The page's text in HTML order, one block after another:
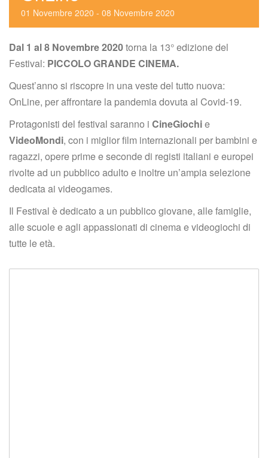
01 Novembre 2020 - 08 Novembre 2020
Dal 1 al 8 Novembre 2020 torna la 13° edizione del
Festival: PICCOLO GRANDE CINEMA.
Quest’anno si riscopre in una veste del tutto nuova:
OnLine, per affrontare la pandemia dovuta al Covid-19.
Protagonisti del festival saranno i CineGiochi e
VideoMondi, con i miglior film internazionali per bambini e
ragazzi, opere prime e seconde di registi italiani e europei
rivolte ad un pubblico adulto e inoltre un’ampia selezione
dedicata ai videogames.
Il Festival è dedicato a un pubblico giovane, alle famiglie,
alle scuole e agli appassionati di cinema e videogiochi di
tutte le età.